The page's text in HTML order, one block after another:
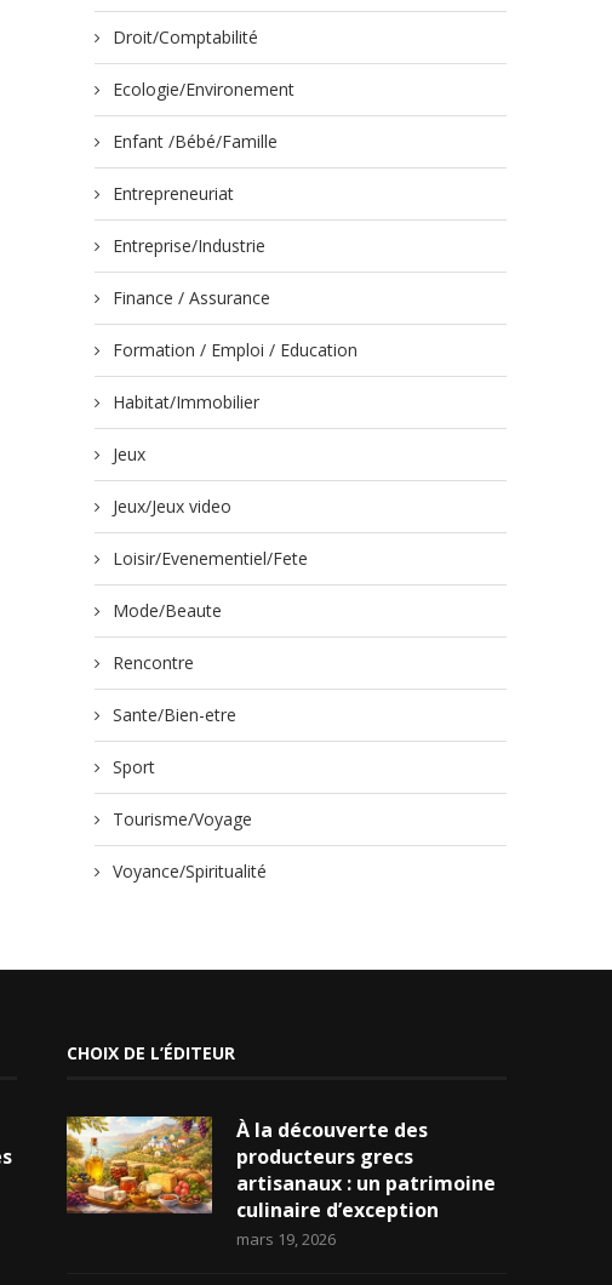
Droit/Comptabilité
Ecologie/Environement
Enfant /Bébé/Famille
Entrepreneuriat
Entreprise/Industrie
Finance / Assurance
Formation / Emploi / Education
Habitat/Immobilier
Jeux
Jeux/Jeux video
Loisir/Evenementiel/Fete
Mode/Beaute
Rencontre
Sante/Bien-etre
Sport
Tourisme/Voyage
Voyance/Spiritualité
CHOIX DE L’ÉDITEUR
À la découverte des
producteurs grecs
artisanaux : un patrimoine
culinaire d’exception
mars 19, 2026